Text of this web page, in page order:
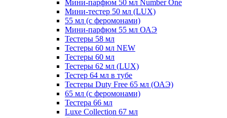
Мини-парфюм 50 мл Number One
Мини-тестер 50 мл (LUX)
55 мл (с феромонами)
Мини-парфюм 55 мл ОАЭ
Тестеры 58 мл
Тестеры 60 мл NEW
Тестеры 60 мл
Тестеры 62 мл (LUX)
Тестер 64 мл в тубе
Тестеры Duty Free 65 мл (ОАЭ)
65 мл (с феромонами)
Тестера 66 мл
Luxe Collection 67 мл